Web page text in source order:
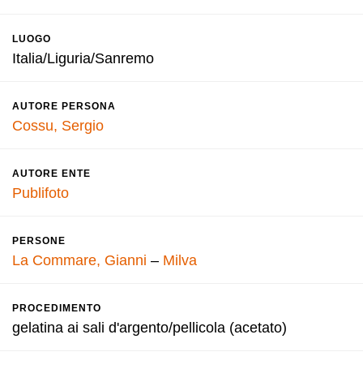
LUOGO
Italia/Liguria/Sanremo
AUTORE PERSONA
Cossu, Sergio
AUTORE ENTE
Publifoto
PERSONE
La Commare, Gianni – Milva
PROCEDIMENTO
gelatina ai sali d'argento/pellicola (acetato)